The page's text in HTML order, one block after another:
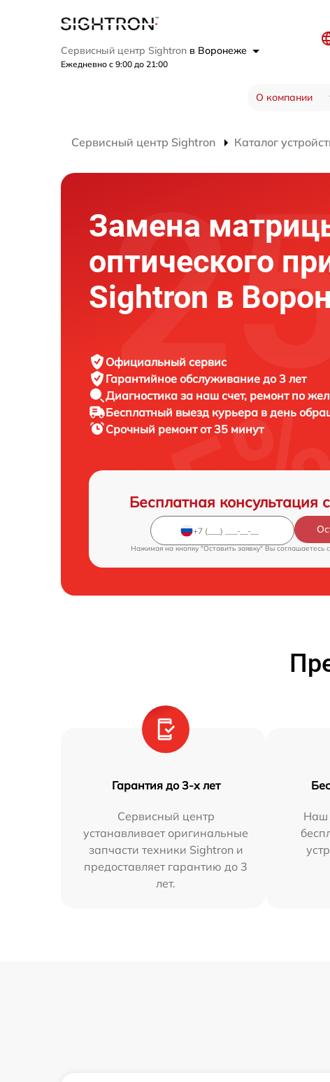
Сервисный центр Sightron в Воронеже
Ежедневно с 9:00 до 21:00
О компании
Сервисный центр Sightron Каталог
Замена
оптического
Sightron в
Официальный сервис
Гарантийное обслуживание до 3 лет
Диагностика за наш счет, ремонт по
Бесплатный выезд курьера в день
Срочный ремонтот 35 минут
Бесплатная консультация
Нажимая на кнопку "Оставить заявку" Вы соглашаетесь c
Гарантия до 3-х лет
Сервисный центр
устанавливает оригинальные
запчасти техники Sightron и
предоставляет гарантию до 3
лет.
Наш